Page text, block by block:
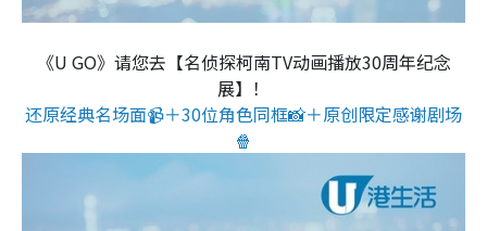
《U GO》请您去【名侦探柯南TV动画播放30周年纪念
展】！
还原经典名场面📹＋30位角色同框📸＋原创限定感谢剧场
🍿